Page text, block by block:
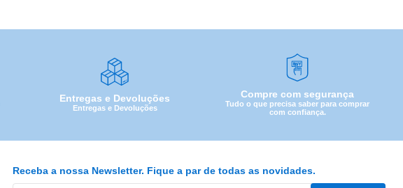
Entregas e Devoluções
Entregas e Devoluções
Compre com segurança
Tudo o que precisa saber para comprar
com confiança.
Receba a nossa Newsletter. Fique a par de todas as novidades.